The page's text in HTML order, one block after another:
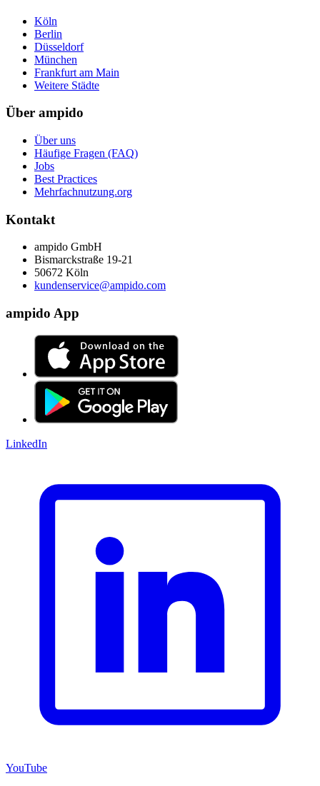
Köln
Berlin
Düsseldorf
München
Frankfurt am Main
Weitere Städte
Über ampido
Über uns
Häufige Fragen (FAQ)
Jobs
Best Practices
Mehrfachnutzung.org
Kontakt
ampido GmbH
Bismarckstraße 19-21
50672 Köln
kundenservice@ampido.com
ampido App
LinkedIn
YouTube